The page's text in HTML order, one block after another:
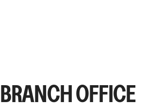
BRANCH OFFICE